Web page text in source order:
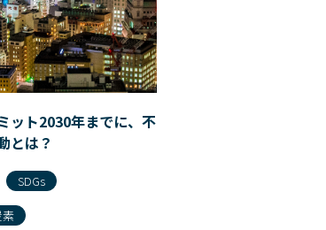
ット2030年までに、不
とは？
SDGs